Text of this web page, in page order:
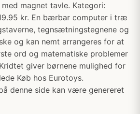
magnet tavle. Kategori:
kr. En bærbar computer i træ
tegnsætningstegnene og
og kan nemt arrangeres for at
ord og matematiske problemer
giver børnene mulighed for
Køb hos Eurotoys.
denne side kan være genereret